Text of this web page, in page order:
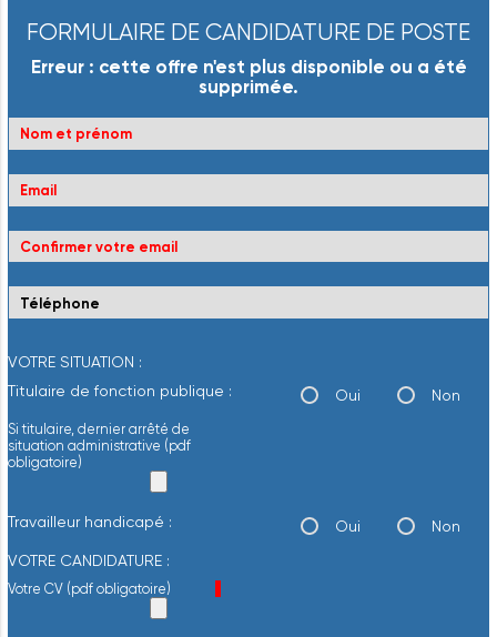
FORMULAIRE DE CANDIDATURE DE POSTE
Erreur : cette offre n'est plus disponible ou a été
supprimée.
VOTRE SITUATION :
Titulaire de fonction publique :
Oui Non
Si titulaire, dernier arrêté de
situation administrative (pdf
obligatoire)
Travailleur handicapé : Oui
Non
VOTRE CANDIDATURE :
Champ obligatoire
Votre CV (pdf obligatoire)